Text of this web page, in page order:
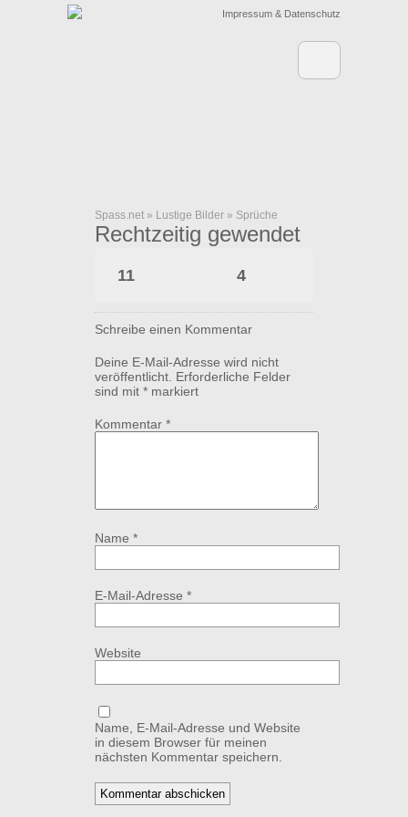
Impressum & Datenschutz
Spass.net » Lustige Bilder » Sprüche
Rechtzeitig gewendet
11 4
Schreibe einen Kommentar
Deine E-Mail-Adresse wird nicht
veröffentlicht. Erforderliche Felder
sind mit * markiert
Kommentar *
Name *
E-Mail-Adresse *
Website
Name, E-Mail-Adresse und Website
in diesem Browser für meinen
nächsten Kommentar speichern.